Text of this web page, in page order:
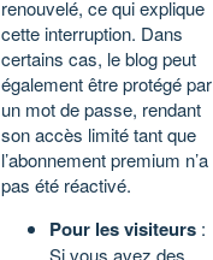
renouvelé, ce qui explique
cette interruption. Dans
certains cas, le blog peut
également être protégé par
un mot de passe, rendant
son accès limité tant que
l’abonnement premium n’a
pas été réactivé.
Pour les visiteurs :
Si vous avez des